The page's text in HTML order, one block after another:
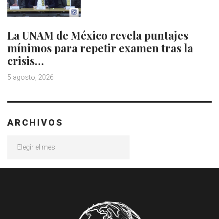
La UNAM de México revela puntajes
mínimos para repetir examen tras la
crisis…
5 agosto, 2026
ARCHIVOS